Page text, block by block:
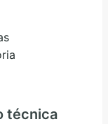
técnica